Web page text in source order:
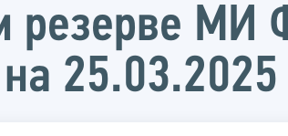
резерве
25.03.2025